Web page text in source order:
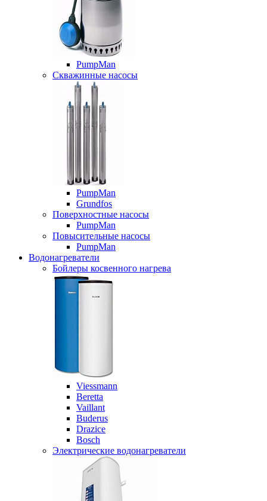
PumpMan
Скважинные насосы
PumpMan
Grundfos
Поверхностные насосы
PumpMan
Повысительные насосы
PumpMan
Водонагреватели
Бойлеры косвенного нагрева
Viessmann
Beretta
Vaillant
Buderus
Drazice
Bosch
Электрические водонагреватели